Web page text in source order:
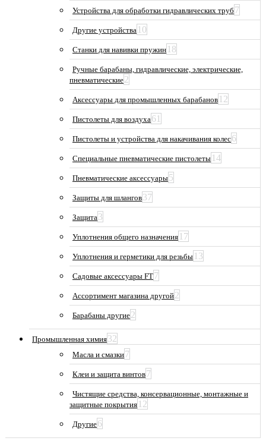
Устройства для обработки гидравлических труб 7
Другие устройства 10
Станки для навивки пружин 18
Ручные барабаны, гидравлические, электрические,
пневматические2
Аксессуары для промышленных барабанов 12
Пистолеты для воздуха61
Пистолеты и устройства для накачивания колес6
Специальные пневматические пистолеты 14
Пневматические аксессуары5
Защиты для шлангов37
Защита3
Уплотнения общего назначения 17
Уплотнения и герметики для резьбы 13
Садовые аксессуары FT7
Ассортимент магазина другой2
Барабаны другие2
Промышленная химия32
Масла и смазки7
Клеи и защита винтов7
Чистящие средства, консервационные, монтажные и
защитные покрытия 12
Другие6